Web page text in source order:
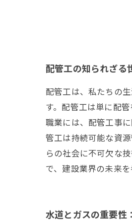
配管工の知られざる
配管工は、私たちの
す。配管工は単に配
職業には、配管工事
管工は持続可能な資
らの社会に不可欠な
で、建設業界の未来
水道とガスの重要性